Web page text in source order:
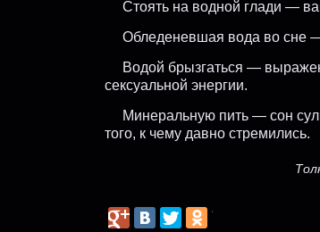
Стоять на водной глади —
Обледеневшая вода во сне
Водой брызгаться —
сексуальной энергии.
Минеральную пить — сон
того, к чему давно стремились.